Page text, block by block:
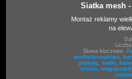
Siatka mesh
Montaż reklamy
na
Słowa kluczowe:
wielkoformatowa,
plakaty, siatki ,
vision ,